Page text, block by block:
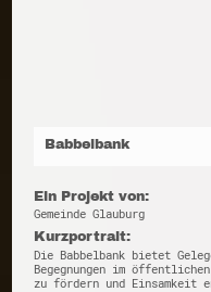
Babbelbank
Ein Projekt von:
Gemeinde Glauburg
Kurzportrait:
Die Babbelbank bietet
Begegnungen im
zu fördern und Einsamkeit